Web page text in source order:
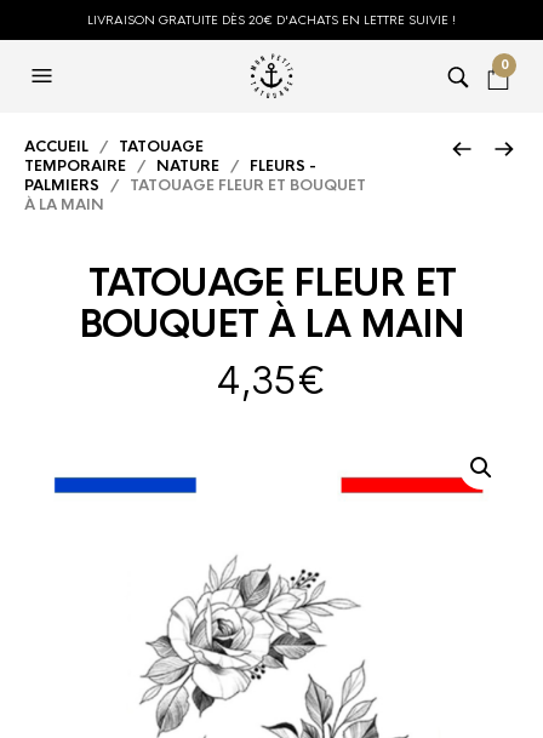
LIVRAISON GRATUITE DÈS 20€ D'ACHATS EN LETTRE SUIVIE !
0
ACCUEIL / TATOUAGE
TEMPORAIRE / NATURE / FLEURS -
PALMIERS / TATOUAGE FLEUR ET BOUQUET
À LA MAIN
TATOUAGE FLEUR ET
BOUQUET À LA MAIN
4,35€